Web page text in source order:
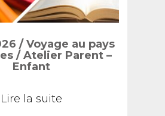
sur
page
/ Voyage au pays
/ Atelier Parent –
Enfant
Lire la suite